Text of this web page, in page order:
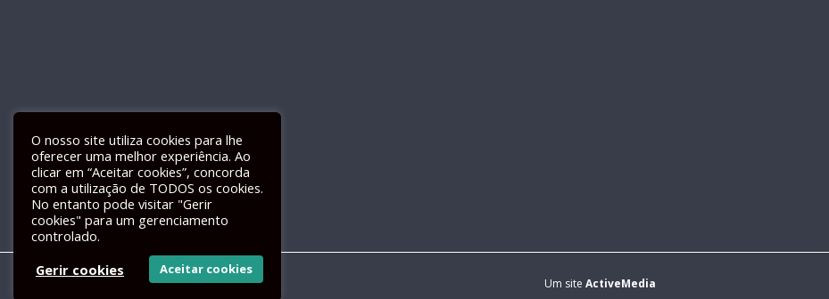
Livro de Reclamações Electrónico
Um site ActiveMedia
O nosso site utiliza cookies para lhe
oferecer uma melhor experiência. Ao
clicar em “Aceitar cookies”, concorda
com a utilização de TODOS os cookies.
No entanto pode visitar "Gerir
cookies" para um gerenciamento
controlado.
Gerir cookies
Aceitar cookies